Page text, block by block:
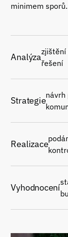
minimem sporů.
Analýza
zjištění
řešení
Strategie
návrh
Realizace
Vyhodnocení